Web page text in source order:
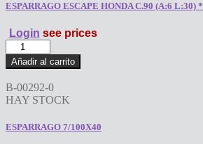
ESPARRAGO ESCAPE HONDA C.90 (A:6 L:30) *
Login see prices
ESPARRAGO
ESCAPE
HONDA
C.90
(A:6
L:30)
cantidad
Añadir al carrito
B-00292-0
HAY STOCK
ESPARRAGO 7/100X40